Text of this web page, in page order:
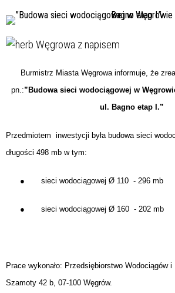
Burmistrz Miasta Węgrowa informuje, że
pn.:”Budowa sieci wodociągowej w
ul. Bagno etap I.”
Przedmiotem inwestycji była budowa sieci
długości 498 mb w tym:
● sieci wodociągowej Ø 110 - 296 mb
● sieci wodociągowej Ø 160 - 202 mb
Prace wykonało: Przedsiębiorstwo Wodociągów
Szamoty 42 b, 07-100 Węgrów.